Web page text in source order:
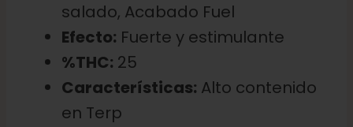
salado, Acabado Fuel
Efecto: Fuerte y estimulante
%THC: 25
Características: Alto contenido
en Terp